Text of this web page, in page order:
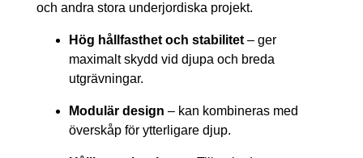
och andra stora underjordiska projekt.
Hög hållfasthet och stabilitet – ger
maximalt skydd vid djupa och breda
utgrävningar.
Modulär design – kan kombineras med
överskåp för ytterligare djup.